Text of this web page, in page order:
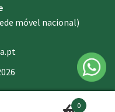
móvel nacional)
0